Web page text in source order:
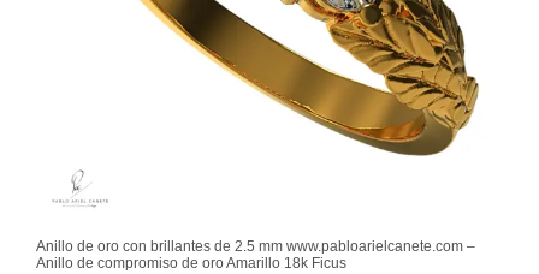
Anillo de oro con brillantes de 2.5 mm www.pabloarielcanete.com –
Anillo de compromiso de oro Amarillo 18k Ficus